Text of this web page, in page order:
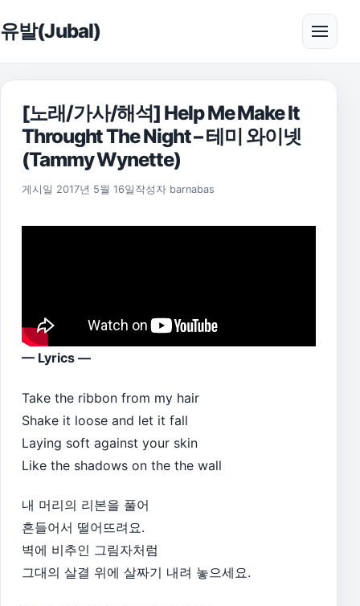
유발(Jubal) 메뉴
[노래/가사/해석] Help Me Make It
Throught The Night – 테미 와이넷
(Tammy Wynette)
게시일 2017년 5월 16일 2021년 7월 20일
작성자 barnabas
— Lyrics —
Take the ribbon from my hair
Shake it loose and let it fall
Laying soft against your skin
Like the shadows on the the wall
내 머리의 리본을 풀어
흔들어서 떨어뜨려요.
벽에 비추인 그림자처럼
그대의 살결 위에 살짜기 내려 놓으세요.